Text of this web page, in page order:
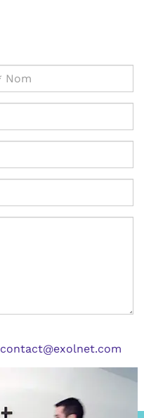
contact@exolnet.com